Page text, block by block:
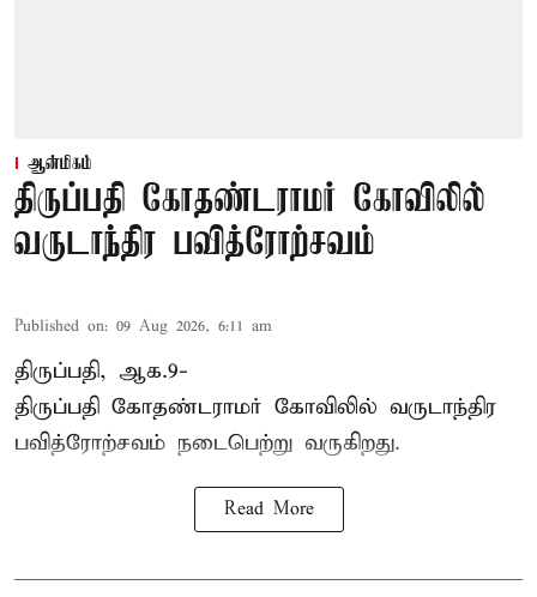
ஆன்மிகம்
திருப்பதி கோதண்டராமர் கோவிலில்
வருடாந்திர பவித்ரோற்சவம்
Published on: 09 Aug 2026, 6:11 am
திருப்பதி, ஆக.9-
திருப்பதி கோதண்டராமர் கோவிலில் வருடாந்திர
பவித்ரோற்சவம் நடைபெற்று வருகிறது.
Read More